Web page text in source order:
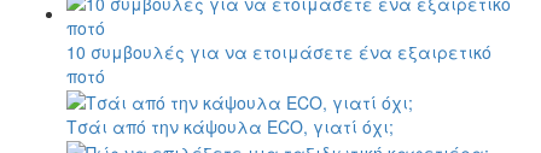
10 συμβουλές για να ετοιμάσετε ένα εξαιρετικό
ποτό
Τσάι από την κάψουλα ECO, γιατί όχι;